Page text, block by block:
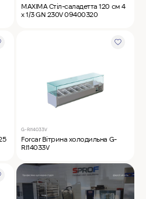
шафа PF 600 TN
піч газова iCombi
MAXIMA Стіл-саладетта 120 см 4
х 1/3 GN 230V 09400320
G-RI14033V
Forcar Вітрина холодильна G-
RI14033V